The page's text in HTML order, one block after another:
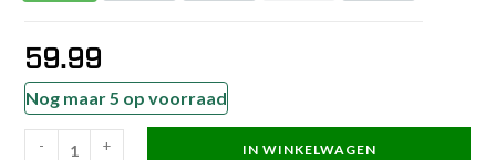
59.99
Nog maar 5 op voorraad
- + IN WINKELWAGEN